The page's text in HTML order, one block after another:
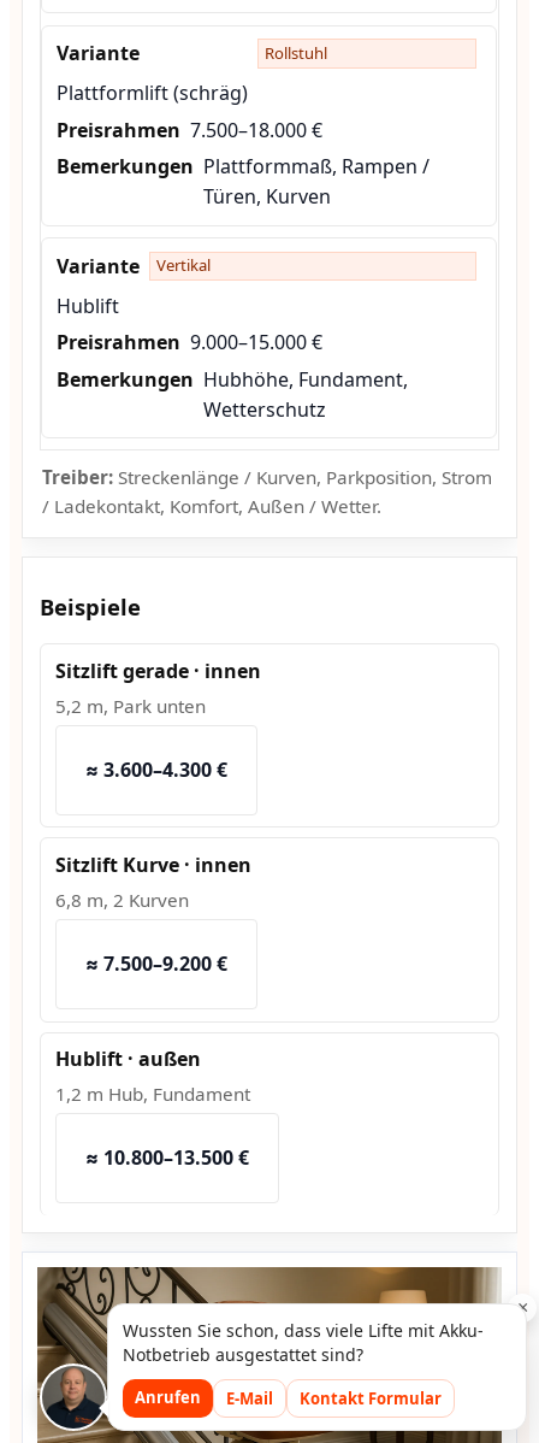
Rollstuhl
Plattformlift (schräg)
7.500–18.000 €
Plattformmaß, Rampen /
Türen, Kurven
Vertikal
Hublift
9.000–15.000 €
Hubhöhe, Fundament,
Wetterschutz
Treiber:Streckenlänge / Kurven, Parkposition, Strom
/ Ladekontakt, Komfort, Außen / Wetter.
Beispiele
Sitzlift gerade · innen
5,2 m, Park unten
≈ 3.600–4.300 €
Sitzlift Kurve · innen
6,8 m, 2 Kurven
≈ 7.500–9.200 €
Hublift · außen
1,2 m Hub, Fundament
≈ 10.800–13.500 €
×
Wussten Sie schon, dass viele Lifte mit Akku-
Notbetrieb ausgestattet sind?
Anrufen E-Mail Kontakt Formular